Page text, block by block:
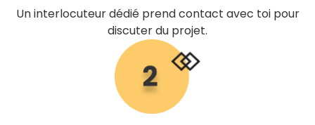
Un interlocuteur dédié prend contact avec toi pour
discuter du projet.